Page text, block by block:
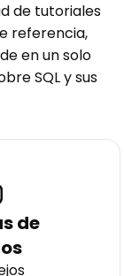
de tutoriales
referencia,
en un solo
SQL y sus
de